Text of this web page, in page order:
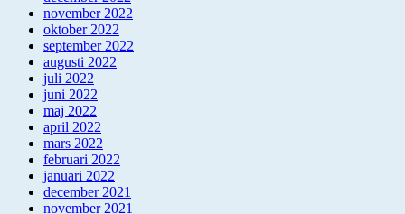
november 2022
oktober 2022
september 2022
augusti 2022
juli 2022
juni 2022
maj 2022
april 2022
mars 2022
februari 2022
januari 2022
december 2021
november 2021